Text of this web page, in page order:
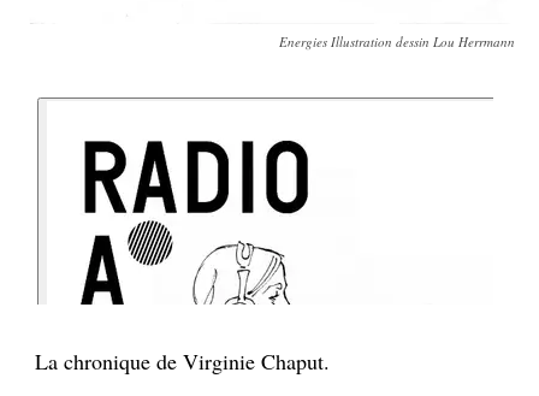
Energies Illustration dessin Lou Herrmann
La chronique de Virginie Chaput.